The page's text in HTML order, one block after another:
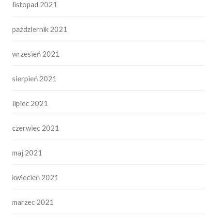
listopad 2021
październik 2021
wrzesień 2021
sierpień 2021
lipiec 2021
czerwiec 2021
maj 2021
kwiecień 2021
marzec 2021